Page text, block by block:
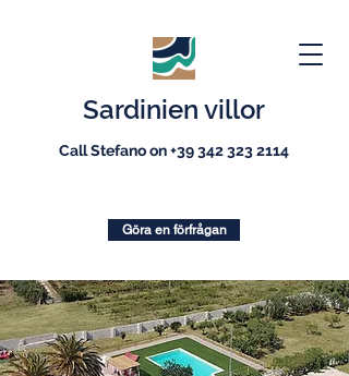
Sardinien villor
Call Stefano on+39 342 323 2114
Göra en förfrågan